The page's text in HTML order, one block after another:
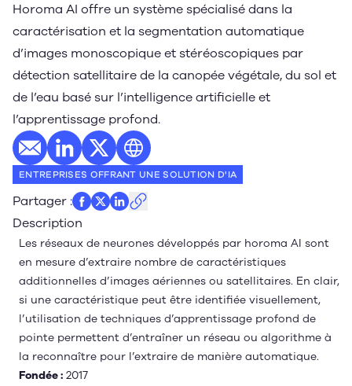
Horoma AI offre un système spécialisé dans la
caractérisation et la segmentation automatique
d’images monoscopique et stéréoscopiques par
détection satellitaire de la canopée végétale, du sol et
de l’eau basé sur l’intelligence artificielle et
l’apprentissage profond.
E-mailProfil LinkedIn
Profil Twitter
Site web
ENTREPRISES OFFRANT UNE SOLUTION D'IA
Partager :
Description
Les réseaux de neurones développés par horoma AI sont
en mesure d’extraire nombre de caractéristiques
additionnelles d’images aériennes ou satellitaires. En clair,
si une caractéristique peut être identifiée visuellement,
l’utilisation de techniques d’apprentissage profond de
pointe permettent d’entraîner un réseau ou algorithme à
la reconnaître pour l’extraire de manière automatique.
Fondée : 2017